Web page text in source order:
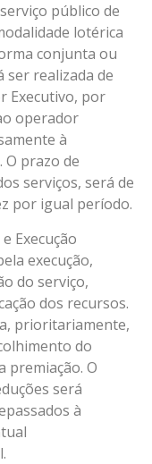
público de
lotérica
conjunta ou
ser realizada de
Executivo, por
operador
à
O prazo de
serviços, será de
por igual período.
Execução
execução,
do serviço,
dos recursos.
prioritariamente,
do
premiação. O
será
à